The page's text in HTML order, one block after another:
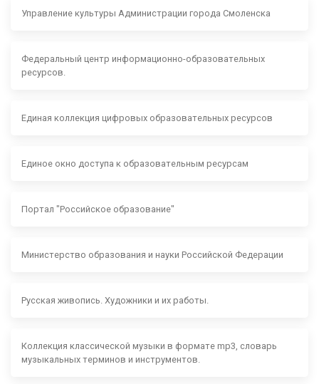
Управление культуры Администрации города Смоленска
Федеральный центр информационно-образовательных
ресурсов.
Единая коллекция цифровых образовательных ресурсов
Единое окно доступа к образовательным ресурсам
Портал "Российское образование"
Министерство образования и науки Российской Федерации
Русская живопись. Художники и их работы.
Коллекция классической музыки в формате mp3, словарь
музыкальных терминов и инструментов.